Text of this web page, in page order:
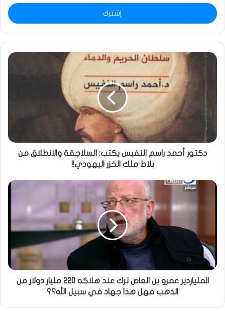
الإلكتروني
دكتور أحمد راسم النفيس يكتب: السلاجقة والانطلاق من
بلاط ملك الخزر اليهودي!!
الملياردير عمرو بن العاص ترك عند هلاكه 220 مليار دولار من
الذهب فهل هذا جهاد في سبيل الله؟؟